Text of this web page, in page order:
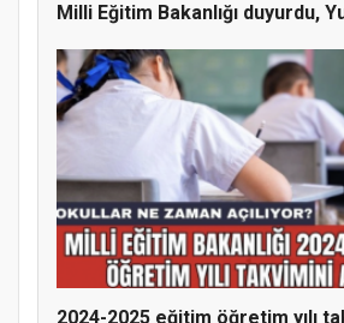
Milli Eğitim Bakanlığı duyurdu,
2024-2025 eğitim öğretim yılı